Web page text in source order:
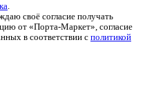
.
своё согласие получать
от «Порта-Маркет», согласие
в соответствии с политикой